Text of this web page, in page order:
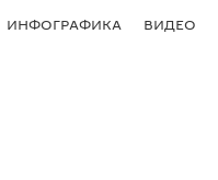
ИНФОГРАФИКА ВИДЕО